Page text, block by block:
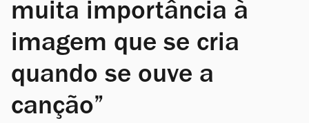
muita importância à
imagem que se cria
quando se ouve a
canção”